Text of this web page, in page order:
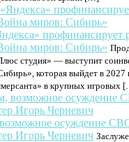
профинансирует
миров: Сибирь»
студия» — выступит
которая выйдет в 2027
в крупных игровых
осуждение
Игорь Черневич